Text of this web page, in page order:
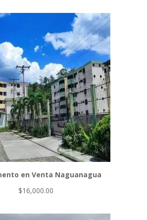
en Venta Naguanagua
$16,000.00